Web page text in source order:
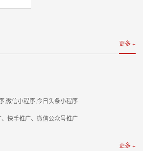
更多 +
,微信小程序,今日头条小程序
快手推广、微信公众号推广
更多 +